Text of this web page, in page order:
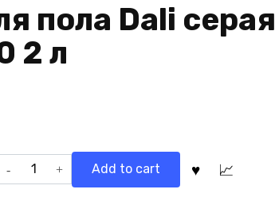
пола Dali серая
2 л
Add to cart